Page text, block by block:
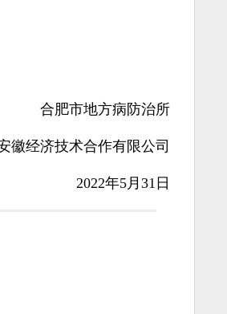
合肥市地方病防治所
徽经济技术合作有限公司
2022年5 月31 日